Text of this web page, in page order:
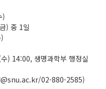
)
) 중 1일
) 14:00, 생명과학부 행정실
02-880-2585)